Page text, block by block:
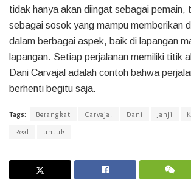
tidak hanya akan diingat sebagai pemain,
sebagai sosok yang mampu memberikan
dalam berbagai aspek, baik di lapangan
lapangan. Setiap perjalanan memiliki titik
Dani Carvajal adalah contoh bahwa
berhenti begitu saja.
Tags: Berangkat Carvajal Dani Janji
Real
untuk